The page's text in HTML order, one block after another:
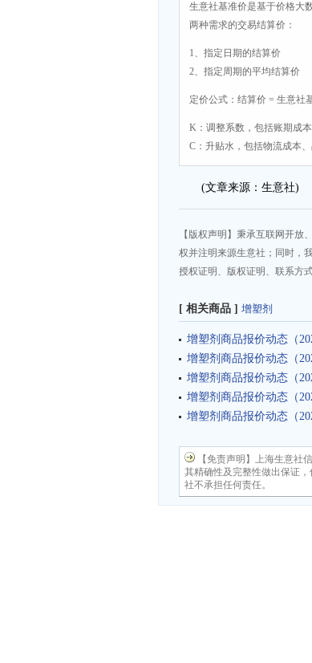
生意社基准价是基于价格大
两种需求的交易结算价：
1、指定日期的结算价
2、指定周期的平均结算价
定价公式：结算价 = 生意社
K：调整系数，包括账期成本
C：升贴水，包括物流成本
(文章来源：生意社)
【版权声明】秉承互联网开
权并注明来源生意社；同时，
授权证明、版权证明、联系方
[ 相关商品 ] 增塑剂
增塑剂商品报价动态（
增塑剂商品报价动态（
增塑剂商品报价动态（
增塑剂商品报价动态（
增塑剂商品报价动态（
【免责声明】上海生意社
其精确性及完整性做出保证
社不承担任何责任。